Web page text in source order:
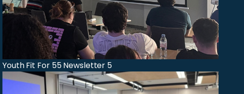
Youth Fit For 55 Newsletter 5